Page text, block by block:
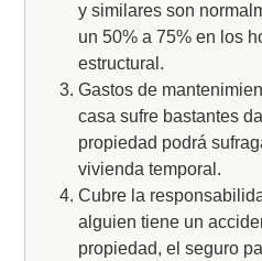
y similares son
un 50% a 75% en los
estructural.
Gastos de
casa sufre bastantes
propiedad podrá
vivienda temporal.
Cubre la
alguien tiene un
propiedad, el seguro